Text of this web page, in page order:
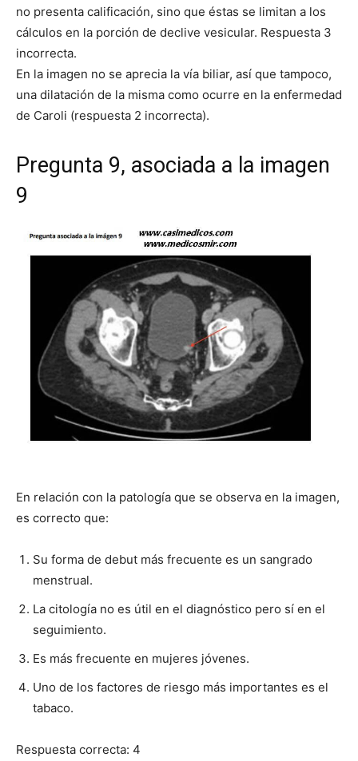
no presenta calificación, sino que éstas se limitan a los
cálculos en la porción de declive vesicular. Respuesta 3
incorrecta.
En la imagen no se aprecia la vía biliar, así que tampoco,
una dilatación de la misma como ocurre en la enfermedad
de Caroli (respuesta 2 incorrecta).
Pregunta 9, asociada a la imagen
9
En relación con la patología que se observa en la imagen,
es correcto que:
Su forma de debut más frecuente es un sangrado
menstrual.
La citología no es útil en el diagnóstico pero sí en el
seguimiento.
Es más frecuente en mujeres jóvenes.
Uno de los factores de riesgo más importantes es el
tabaco.
Respuesta correcta: 4